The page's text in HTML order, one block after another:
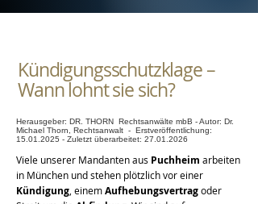
Kündigungsschutzklage –
Wann lohnt sie sich?
Herausgeber: DR. THORN Rechtsanwälte mbB - Autor: Dr.
Michael Thorn, Rechtsanwalt - Erstveröffentlichung:
15.01.2025 - Zuletzt überarbeitet: 27.01.2026
Viele unserer Mandanten aus Puchheim arbeiten
in München und stehen plötzlich vor einer
Kündigung , einemAufhebungsvertragoder